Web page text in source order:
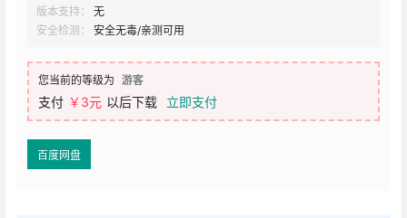
版本支持：
无
安全检测：
安全无毒/亲测可用
您当前的等级为 游客
支付 ￥3元 以后下载 立即支付
百度网盘